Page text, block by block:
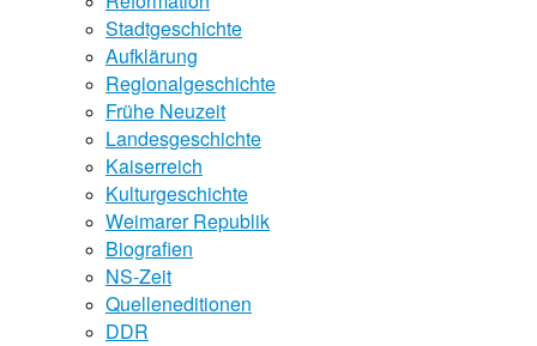
Stadtgeschichte
Aufklärung
Regionalgeschichte
Frühe Neuzeit
Landesgeschichte
Kaiserreich
Kulturgeschichte
Weimarer Republik
Biografien
NS-Zeit
Quelleneditionen
DDR